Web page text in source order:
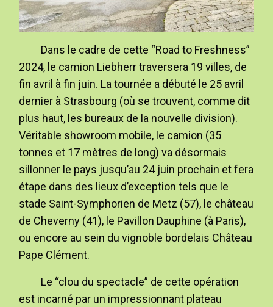
Dans le cadre de cette “Road to Freshness”
2024, le camion Liebherr traversera 19 villes, de
fin avril à fin juin. La tournée a débuté le 25 avril
dernier à Strasbourg (où se trouvent, comme dit
plus haut, les bureaux de la nouvelle division).
Véritable showroom mobile, le camion (35
tonnes et 17 mètres de long) va désormais
sillonner le pays jusqu’au 24 juin prochain et fera
étape dans des lieux d’exception tels que le
stade Saint-Symphorien de Metz (57), le château
de Cheverny (41), le Pavillon Dauphine (à Paris),
ou encore au sein du vignoble bordelais Château
Pape Clément.
Le “clou du spectacle” de cette opération
est incarné par un impressionnant plateau